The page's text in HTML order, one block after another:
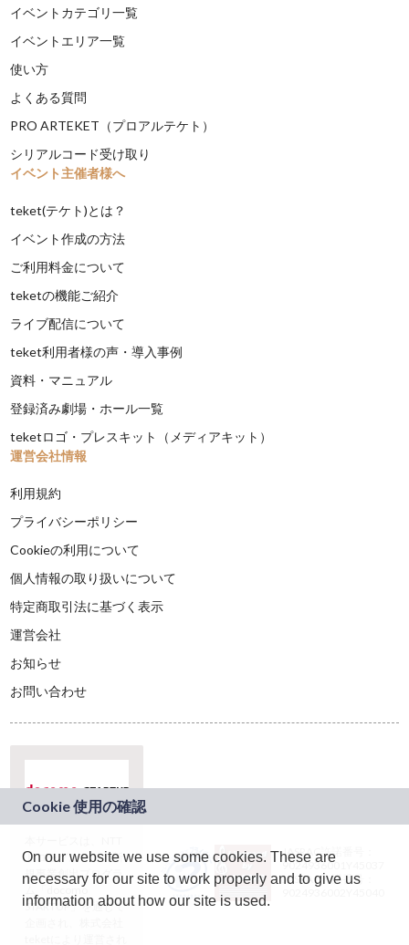
イベントカテゴリ一覧
イベントエリア一覧
使い方
よくある質問
PRO ARTEKET（プロアルテケト）
シリアルコード受け取り
イベント主催者様へ
teket(テケト)とは？
イベント作成の方法
ご利用料金について
teketの機能ご紹介
ライブ配信について
teket利用者様の声・導入事例
資料・マニュアル
登録済み劇場・ホール一覧
teketロゴ・プレスキット（メディアキット）
運営会社情報
利用規約
プライバシーポリシー
Cookieの利用について
個人情報の取り扱いについて
特定商取引法に基づく表示
運営会社
お知らせ
お問い合わせ
ドコモグループの新
規事業創出プログラ
ム「docomo
STARTUP」を通じて
JASRAC許諾番号：
9024936001Y45037
JASRAC許諾番号：
On our website we use some cookies. These are
necessary for our site to work properly and to give us
information about how our site is used.